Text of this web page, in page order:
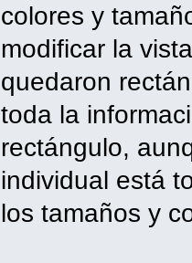
colores y
modificar la
quedaron
toda la
rectángulo,
individual está
los tamaños y